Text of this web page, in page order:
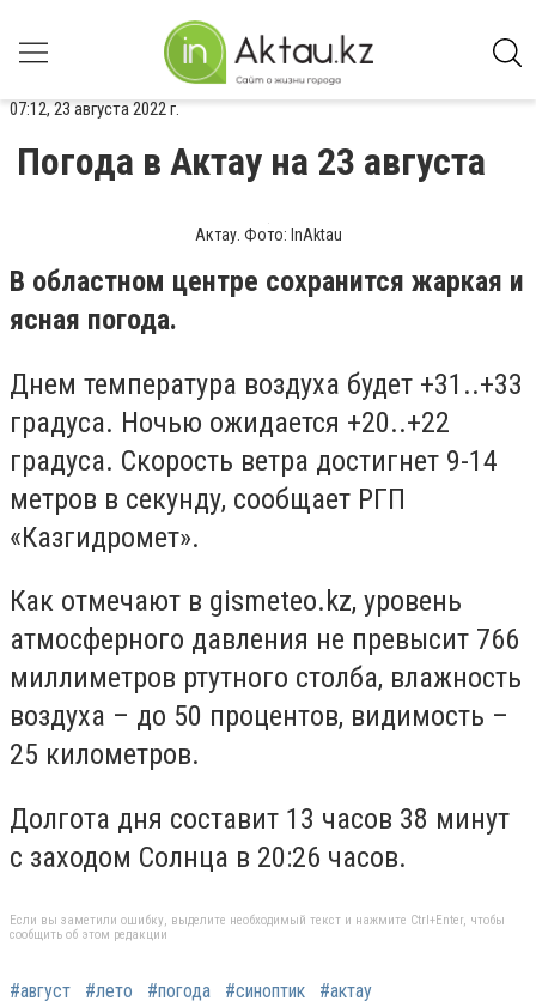
07:12, 23 августа 2022 г.
Погода в Актау на 23 августа
Актау. Фото: InAktau
В областном центре сохранится жаркая и
ясная погода.
Днем температура воздуха будет +31..+33
градуса. Ночью ожидается +20..+22
градуса. Скорость ветра достигнет 9-14
метров в секунду, сообщает РГП
«Казгидромет».
Как отмечают в gismeteo.kz, уровень
атмосферного давления не превысит 766
миллиметров ртутного столба, влажность
воздуха – до 50 процентов, видимость –
25 километров.
Долгота дня составит 13 часов 38 минут
с заходом Солнца в 20:26 часов.
Если вы заметили ошибку, выделите необходимый текст и нажмите Ctrl+Enter, чтобы
сообщить об этом редакции
#август #лето #погода #синоптик #актау